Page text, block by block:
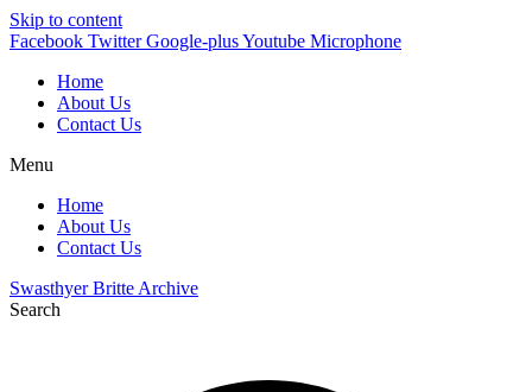
Skip to content
Facebook Twitter Google-plusYoutube Microphone
Home
About Us
Contact Us
Menu
Home
About Us
Contact Us
Swasthyer Britte Archive
Search